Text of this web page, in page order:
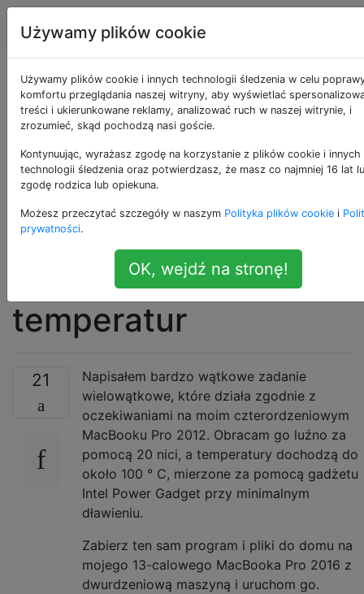
Apple Tagi
Wielowątkowe
zadanie intensywnie
wykorzystujące
procesor dławi
procesor znacznie
przed ograniczeniem
temperatur
21
Napisałem bardzo wątkowe zadanie
wielowątkowe, które działa zgodnie z
oczekiwaniami na moim czterordzeniowym
MacBooku Pro 2012. Obracam go luźno za
pomocą 20 nici, a temperatury dochodzą do
około 100 ° C, mierzone za pomocą gadżetu
Intel Power Gadget przy minimalnym
dławieniu.
Zabierz ten sam program i pliki do domu na
mojego 13-calowego MacBooka Pro 2016 z
dwurdzeniową maszyną i uruchom go.
Używamy plików cookie
Używamy plików cookie i innych technologii śledzenia w celu
komfortu przeglądania naszej witryny, aby wyświetlać
treści i ukierunkowane reklamy, analizować ruch w naszej witrynie, i
zrozumieć, skąd pochodzą nasi goście.
Kontynuując, wyrażasz zgodę na korzystanie z plików cookie i innych
technologii śledzenia oraz potwierdzasz, że masz co najmniej 16 lat
zgodę rodzica lub opiekuna.
Możesz przeczytać szczegóły w naszym Polityka plików cookie i
prywatności.
OK, wejdź na stronę!